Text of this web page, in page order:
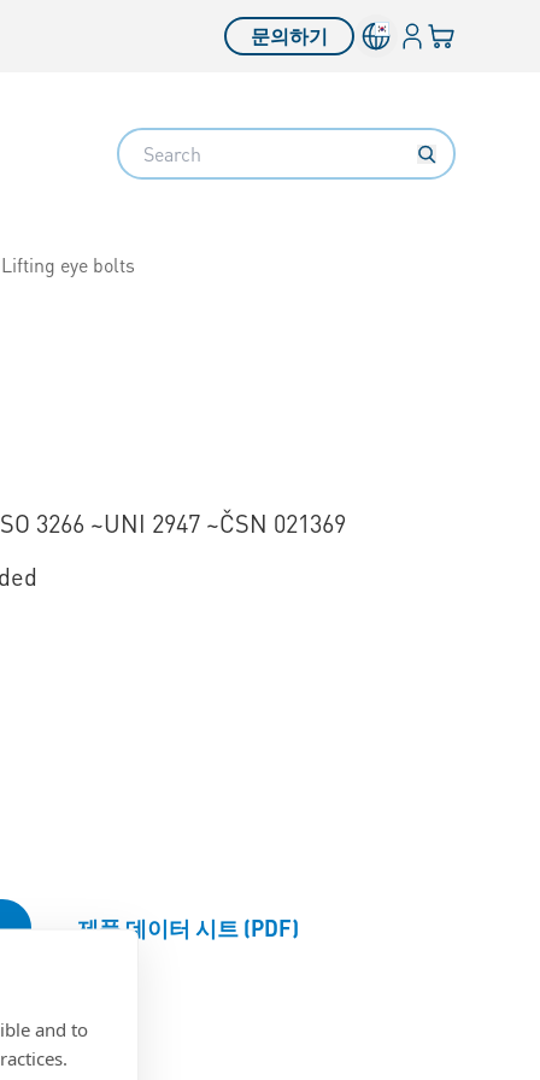
and to
문의하기 로그인장바구니
Search
Lifting eye bolts
3266 ~UNI 2947 ~ČSN 021369
제품 데이터 시트 (PDF)